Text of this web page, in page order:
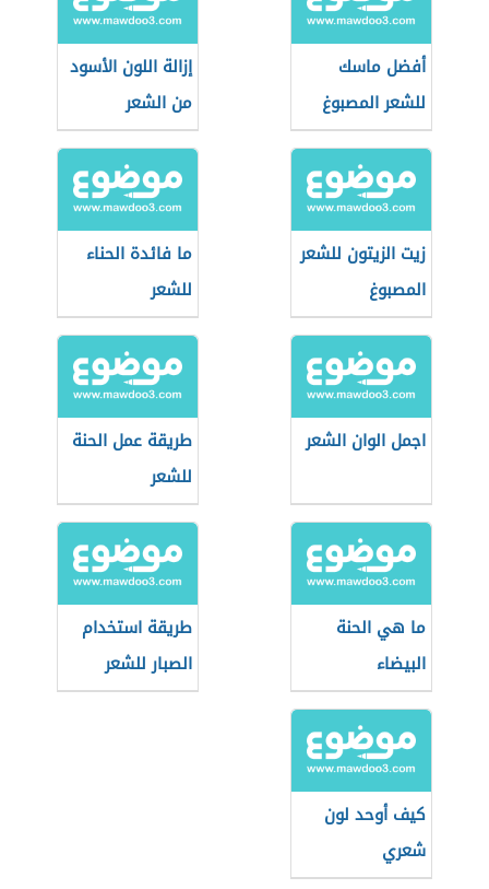
أفضل ماسك
للشعر المصبوغ
إزالة اللون الأسود
من الشعر
زيت الزيتون للشعر
المصبوغ
ما فائدة الحناء
للشعر
اجمل الوان الشعر
طريقة عمل الحنة
للشعر
ما هي الحنة
البيضاء
طريقة استخدام
الصبار للشعر
كيف أوحد لون
شعري